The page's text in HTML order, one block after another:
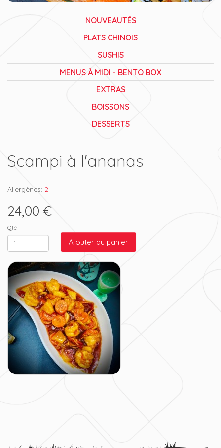
NOUVEAUTÉS
PLATS CHINOIS
SUSHIS
MENUS À MIDI - BENTO BOX
EXTRAS
BOISSONS
DESSERTS
Scampi à l'ananas
Allergènes: 2
24,00 €
Qté
Ajouter au panier